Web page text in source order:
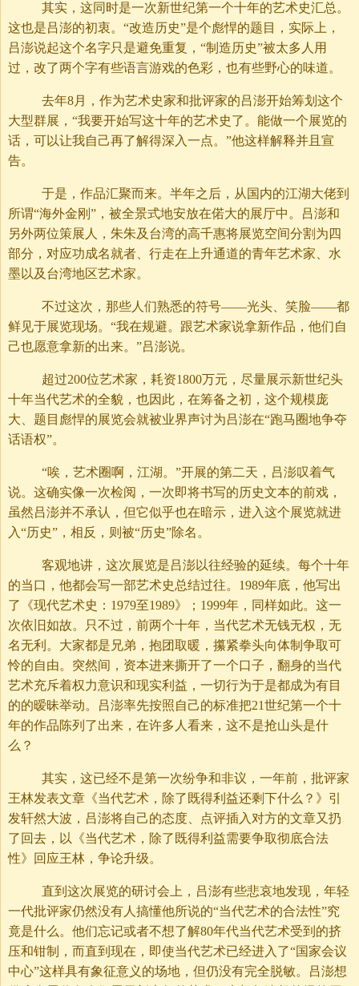
其实，这同时是一次新世纪第一个十年的艺术史汇总。
这也是吕澎的初衷。“改造历史”是个彪悍的题目，实际上，
吕澎说起这个名字只是避免重复，“制造历史”被太多人用
过，改了两个字有些语言游戏的色彩，也有些野心的味道。
去年8月，作为艺术史家和批评家的吕澎开始筹划这个
大型群展，“我要开始写这十年的艺术史了。能做一个展览的
话，可以让我自己再了解得深入一点。”他这样解释并且宣
告。
于是，作品汇聚而来。半年之后，从国内的江湖大佬到
所谓“海外金刚”，被全景式地安放在偌大的展厅中。吕澎和
另外两位策展人，朱朱及台湾的高千惠将展览空间分割为四
部分，对应功成名就者、行走在上升通道的青年艺术家、水
墨以及台湾地区艺术家。
不过这次，那些人们熟悉的符号——光头、笑脸——都
鲜见于展览现场。“我在规避。跟艺术家说拿新作品，他们自
己也愿意拿新的出来。”吕澎说。
超过200位艺术家，耗资1800万元，尽量展示新世纪头
十年当代艺术的全貌，也因此，在筹备之初，这个规模庞
大、题目彪悍的展览会就被业界声讨为吕澎在“跑马圈地争夺
话语权”。
“唉，艺术圈啊，江湖。”开展的第二天，吕澎叹着气
说。这确实像一次检阅，一次即将书写的历史文本的前戏，
虽然吕澎并不承认，但它似乎也在暗示，进入这个展览就进
入“历史”，相反，则被“历史”除名。
客观地讲，这次展览是吕澎以往经验的延续。每个十年
的当口，他都会写一部艺术史总结过往。1989年底，他写出
了《现代艺术史：1979至1989》；1999年，同样如此。这一
次依旧如故。只不过，前两个十年，当代艺术无钱无权，无
名无利。大家都是兄弟，抱团取暖，攥紧拳头向体制争取可
怜的自由。突然间，资本进来撕开了一个口子，翻身的当代
艺术充斥着权力意识和现实利益，一切行为于是都成为有目
的的暧昧举动。吕澎率先按照自己的标准把21世纪第一个十
年的作品陈列了出来，在许多人看来，这不是抢山头是什
么？
其实，这已经不是第一次纷争和非议，一年前，批评家
王林发表文章《当代艺术，除了既得利益还剩下什么？》引
发轩然大波，吕澎将自己的态度、点评插入对方的文章又扔
了回去，以《当代艺术，除了既得利益需要争取彻底合法
性》回应王林，争论升级。
直到这次展览的研讨会上，吕澎有些悲哀地发现，年轻
一代批评家仍然没有人搞懂他所说的“当代艺术的合法性”究
竟是什么。他们忘记或者不想了解80年代当代艺术受到的挤
压和钳制，而直到现在，即使当代艺术已经进入了“国家会议
中心”这样具有象征意义的场地，但仍没有完全脱敏。吕澎想